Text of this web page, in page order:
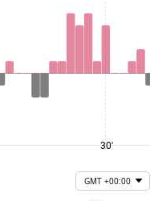
30'
GMT +00:00